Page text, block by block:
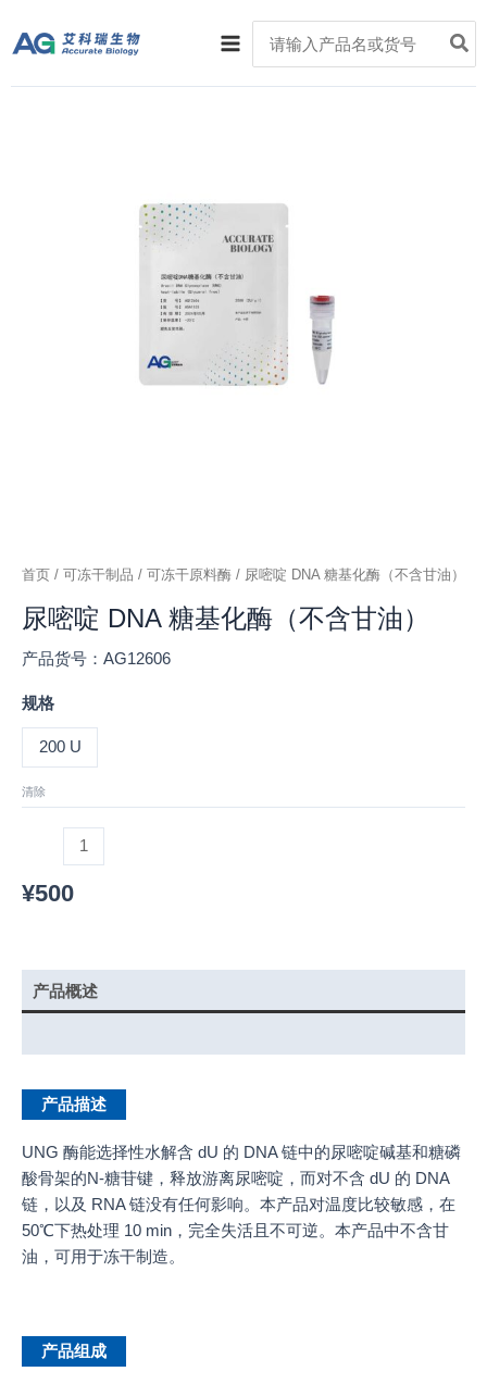
容
Main
Menu
for:
首页 / 可冻干制品 / 可冻干原料酶 / 尿嘧啶 DNA 糖基化酶（不含甘油）
尿嘧啶 DNA 糖基化酶（不含甘油）
产品货号：AG12606
规格
200 U
清除
¥500
产品概述
产品描述
UNG 酶能选择性水解含 dU 的 DNA 链中的尿嘧啶碱基和糖磷
酸骨架的N-糖苷键，释放游离尿嘧啶，而对不含 dU 的 DNA
链，以及 RNA 链没有任何影响。本产品对温度比较敏感，在
50℃下热处理 10 min，完全失活且不可逆。本产品中不含甘
油，可用于冻干制造。
产品组成